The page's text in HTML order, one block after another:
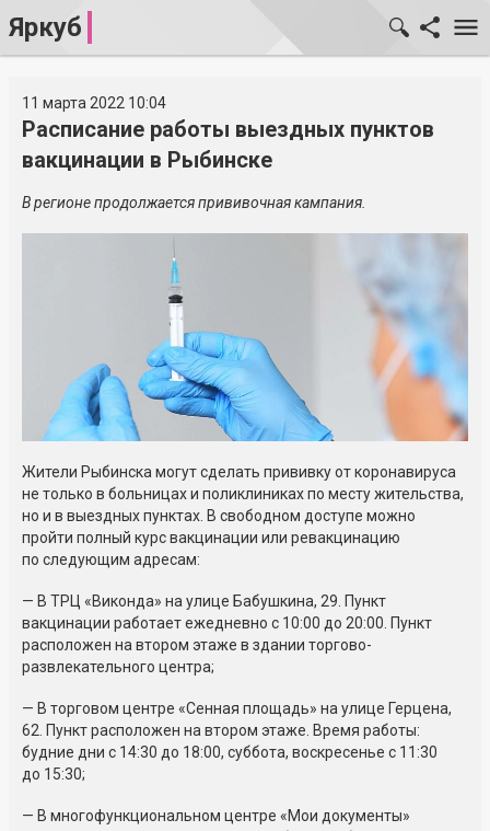
Яркуб
11 марта 2022 10:04
Расписание работы выездных пунктов
вакцинации в Рыбинске
В регионе продолжается прививочная кампания.
Жители Рыбинска могут сделать прививку от коронавируса
не только в больницах и поликлиниках по месту жительства,
но и в выездных пунктах. В свободном доступе можно
пройти полный курс вакцинации или ревакцинацию
по следующим адресам:
— В ТРЦ «Виконда» на улице Бабушкина, 29. Пункт
вакцинации работает ежедневно с 10:00 до 20:00. Пункт
расположен на втором этаже в здании торгово-
развлекательного центра;
— В торговом центре «Сенная площадь» на улице Герцена,
62. Пункт расположен на втором этаже. Время работы:
будние дни с 14:30 до 18:00, суббота, воскресенье с 11:30
до 15:30;
— В многофункциональном центре «Мои документы»